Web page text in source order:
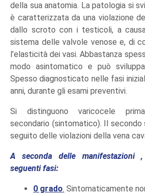
della sua anatomia. La patologia si
è caratterizzata da una violazione
dallo scroto con i testicoli, a
sistema delle valvole venose e, di
l’elasticità dei vasi. Abbastanza
modo asintomatico e può
Spesso diagnosticato nelle fasi
anni, durante gli esami preventivi.
Si distinguono varicocele
secondario (sintomatico). Il secondo
seguito delle violazioni della vena
A seconda delle manifestazioni
seguenti fasi:
0 grado. Sintomaticamente